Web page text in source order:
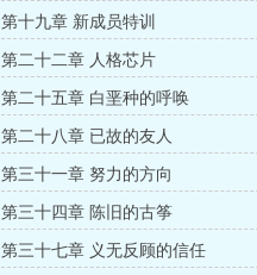
第十九章 新成员特训
第二十二章 人格芯片
第二十五章 白垩种的呼唤
第二十八章 已故的友人
第三十一章 努力的方向
第三十四章 陈旧的古筝
第三十七章 义无反顾的信任